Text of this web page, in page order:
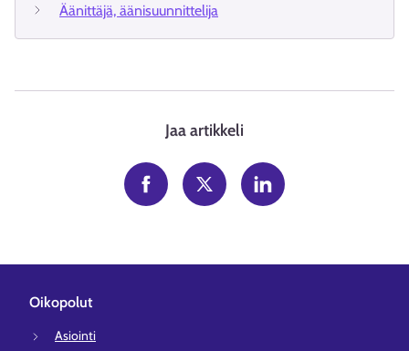
Äänittäjä, äänisuunnittelija
Jaa artikkeli
Oikopolut
Asiointi